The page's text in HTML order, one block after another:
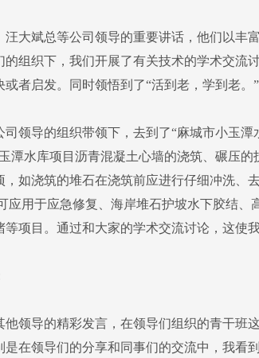
斌总等公司领导的重要讲话，他们以丰
组织下，我们开展了有关技术的学术交流
者启发。同时领悟到了“活到老，学到老
导的组织带领下，去到了“麻城市小玉潭
潭水库项目沥青混凝土心墙的浇筑、碾压
如浇筑的堆石在浇筑前应进行仔细冲洗、
用于应急修复、海岸堆石护坡水下胶结、
项目。通过和大家的学术交流讨论，这使
导的精彩发言，在领导们组织的青干班
在领导们的分享和同事们的交流中，我看